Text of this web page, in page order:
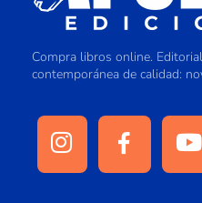
Compra libros online.
contemporánea de calidad: